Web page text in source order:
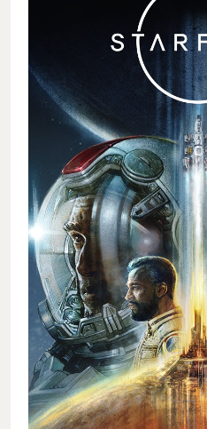
て感じたのは、やはり圧倒的な
音楽、異常な町の作り込み、散
わっとしたジャンプ、インベン
武器、そして資金難で武器を買
「これまで」のBethesda感に加
ステム、違和感のない言語のロ
が作れるようになったキャラクリ
等、作り込まれさシステムの層
特に船の改造にハマり、ただカ
シメ構造の船、ドーナツ型の船
いたお金が貯まる度に船屋に通
作っている所しか見ないけど何の
した。 しかしやはり、私が一番
周目への流れでした。詳細は割愛
何度も遊んでしまう勢として、
わかってらっしゃると頷いてしま
あっちの選択肢を選んでみちゃう
た選択肢の続きを同じゲームの中
けだなと感じます。 ただ、「い
んって」といいながら、前周と同
ばしば。結局、世界は収束して
宙旅行でした。